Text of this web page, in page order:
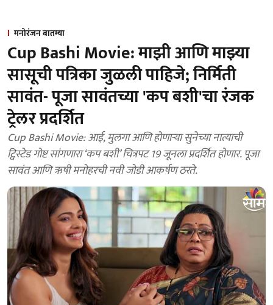
मनोरंजन बातम्या
Cup Bashi Movie: माझी आणि माझ्या
सासूची पत्रिका जुळली पाहिजे; निर्मिती
सावंत- पूजा सावंतच्या 'कप बशी'चा रंजक
ट्रेलर प्रदर्शित
Cup Bashi Movie: आई, मुलगा आणि होणाऱ्या सुनेच्या नात्याची
ट्विस्टेड गोष्ट सांगणारा ‘कप बशी’ चित्रपट 19 जूनला प्रदर्शित होणार. पूजा
सावंत आणि ऋषी मनोहरची नवी जोडी आकर्षण ठरते.